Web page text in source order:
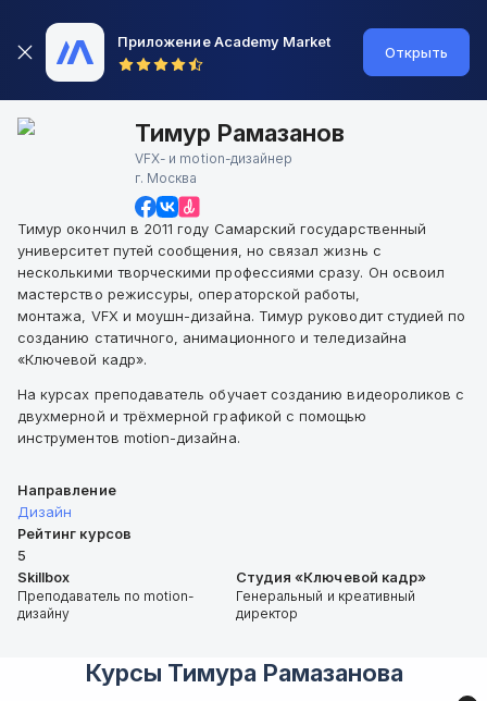
Приложение Academy Market
Открыть
Тимур Рамазанов
VFX- и motion-дизайнер
г. Москва
Тимур окончил в 2011 году Самарский государственный
университет путей сообщения, но связал жизнь с
несколькими творческими профессиями сразу. Он освоил
мастерство режиссуры, операторской работы,
монтажа, VFX и моушн-дизайна. Тимур руководит студией по
созданию статичного, анимационного и теледизайна
«Ключевой кадр».
На курсах преподаватель обучает созданию видеороликов с
двухмерной и трёхмерной графикой с помощью
инструментов motion-дизайна.
Направление
Дизайн
Рейтинг курсов
5
Skillbox
Преподаватель по motion-
дизайну
Студия «Ключевой кадр»
Генеральный и креативный
директор
Курсы Тимура Рамазанова